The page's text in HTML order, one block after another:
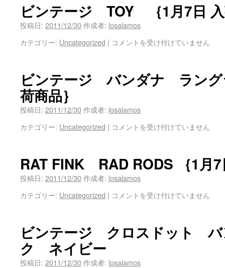
ビンテージ TOY ｛1月7日
投稿日: 2011/12/30作成者: losalamos
カテゴリー: Uncategorized | コメントを受け付けていません
ビンテージ バンダナ ラン
荷商品｝
投稿日: 2011/12/30作成者: losalamos
カテゴリー: Uncategorized | コメントを受け付けていません
RAT FINK RAD RODS ｛1月7
投稿日: 2011/12/30作成者: losalamos
カテゴリー: Uncategorized | コメントを受け付けていません
ビンテージ クロスドット
ク ネイビー
投稿日: 2011/12/30作成者: losalamos